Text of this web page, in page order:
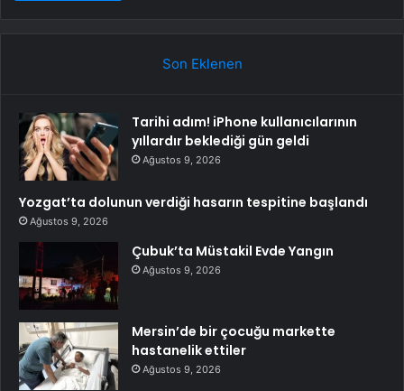
Son Eklenen
Tarihi adım! iPhone kullanıcılarının
yıllardır beklediği gün geldi
Ağustos 9, 2026
Yozgat’ta dolunun verdiği hasarın tespitine başlandı
Ağustos 9, 2026
Çubuk’ta Müstakil Evde Yangın
Ağustos 9, 2026
Mersin’de bir çocuğu markette
hastanelik ettiler
Ağustos 9, 2026